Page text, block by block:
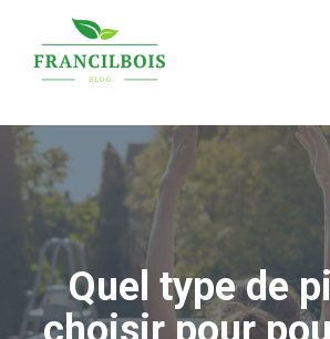
contenu
Quel type de